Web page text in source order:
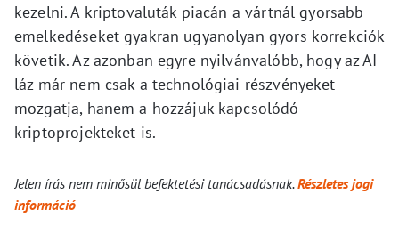
kezelni. A kriptovaluták piacán a vártnál gyorsabb
emelkedéseket gyakran ugyanolyan gyors korrekciók
követik. Az azonban egyre nyilvánvalóbb, hogy az AI-
láz már nem csak a technológiai részvényeket
mozgatja, hanem a hozzájuk kapcsolódó
kriptoprojekteket is.
Jelen írás nem minősül befektetési tanácsadásnak.Részletes jogi
információ